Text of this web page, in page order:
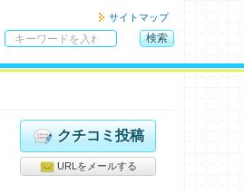
サイトマップ
検索
クチコミ投稿
URLをメールする